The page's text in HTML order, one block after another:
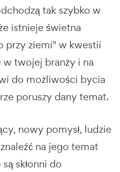
tak szybko w
istnieje świetna
przy ziemi" w kwestii
twojej branży i na
do możliwości bycia
poruszy dany temat.
nowy pomysł, ludzie
na jego temat
skłonni do